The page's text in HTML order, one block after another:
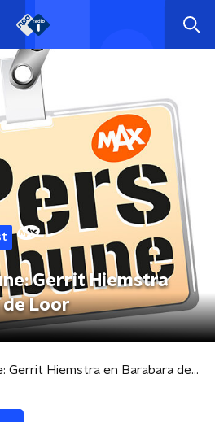
Gerrit Hiemstra
de Loor
De Perstribune: Gerrit Hiemstra en Barabara de Loor